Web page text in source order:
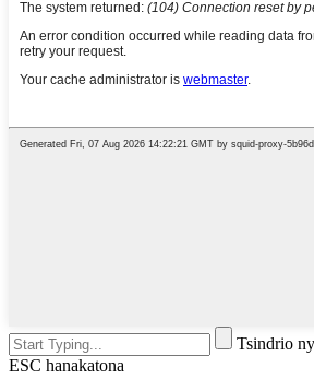
Tsindrio
ESC hanakatona